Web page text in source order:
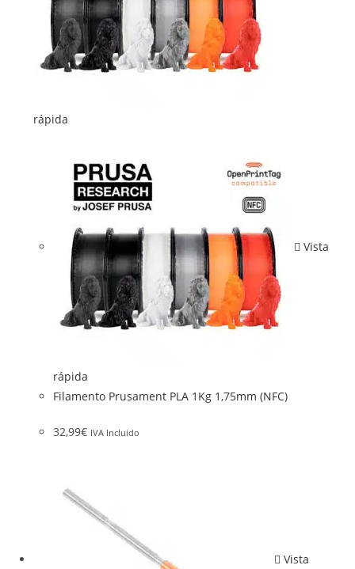
rápida
Vista
rápida
Filamento Prusament PLA 1Kg 1,75mm (NFC)
32,99€ IVA Incluido
Vista